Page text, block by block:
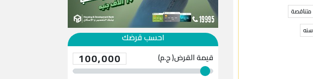
متناقصة
احسب قرضك
قيمة القرض( ج.م) 100,000